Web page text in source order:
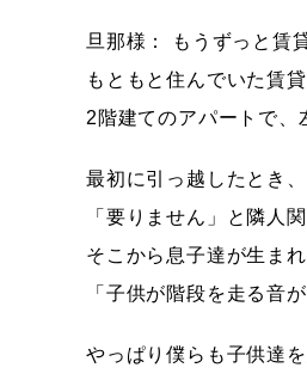
旦那様： もうずっと
もともと住んでいた賃
2階建てのアパートで、
最初に引っ越したとき
「要りません」と隣人
そこから息子達が生ま
「子供が階段を走る音
やっぱり僕らも子供達